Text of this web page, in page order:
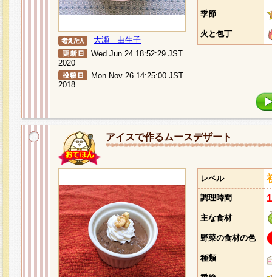
大瀬 由生子
Wed Jun 24 18:52:29 JST
2020
Mon Nov 26 14:25:00 JST
2018
季節
火と包丁
アイスで作るムースデザート
レベル
調理時間
主な食材
野菜の食材の色
種類